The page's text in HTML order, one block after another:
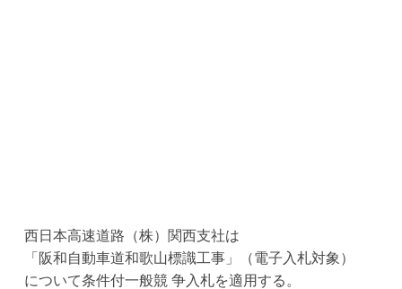
西日本高速道路（株）関西支社は
「阪和自動車道和歌山標識工事」（電子入札対象）
について条件付一般競 争入札を適用する。